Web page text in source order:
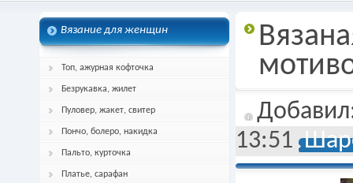
спицами, схема и описание
Вязание для женщин
Топ, ажурная кофточка
Безрукавка, жилет
Пуловер, жакет, свитер
Пончо, болеро, накидка
Пальто, курточка
Платье, сарафан
13:51